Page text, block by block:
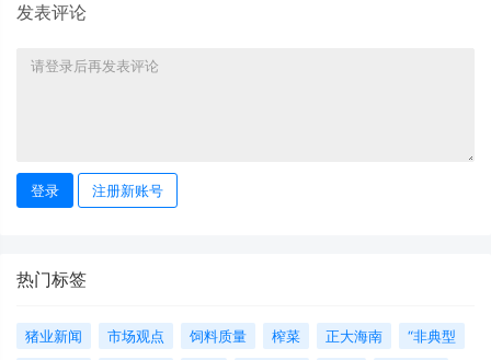
发表评论
登录 注册新账号
热门标签
猪业新闻 市场观点 饲料质量 榨菜 正大海南
“非典型